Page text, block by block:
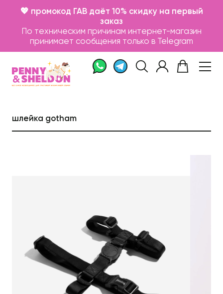
💖 промокод ГАВ даёт 10% скидку на первый
заказ
По техническим причинам интернет-магазин
принимает сообщения только в Telegram
шлейка gotham